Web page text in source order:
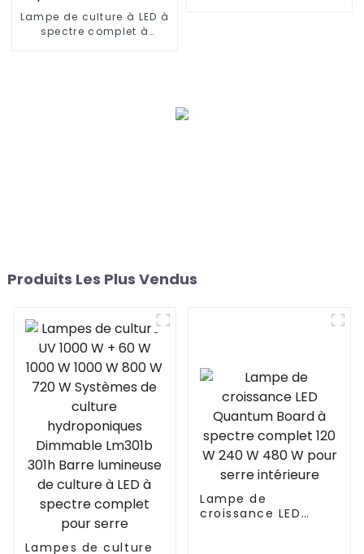
Lampe de culture à LED à
spectre complet à
Produits Les Plus Vendus
Lampes de culture
Lampe de
croissance LED